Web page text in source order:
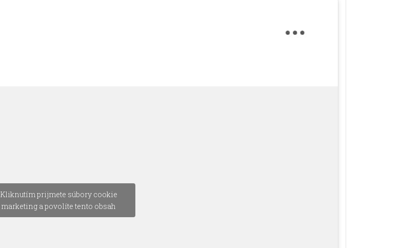
Kliknutím prijmete súbory cookie
marketing a povolíte tento obsah